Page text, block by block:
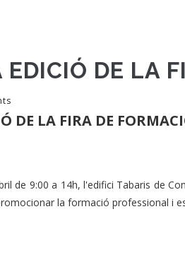
EDICIÓ DE LA
DE LA FIRA DE
de 9:00 a 14h, l'edifici Tabaris de
la formació professional i